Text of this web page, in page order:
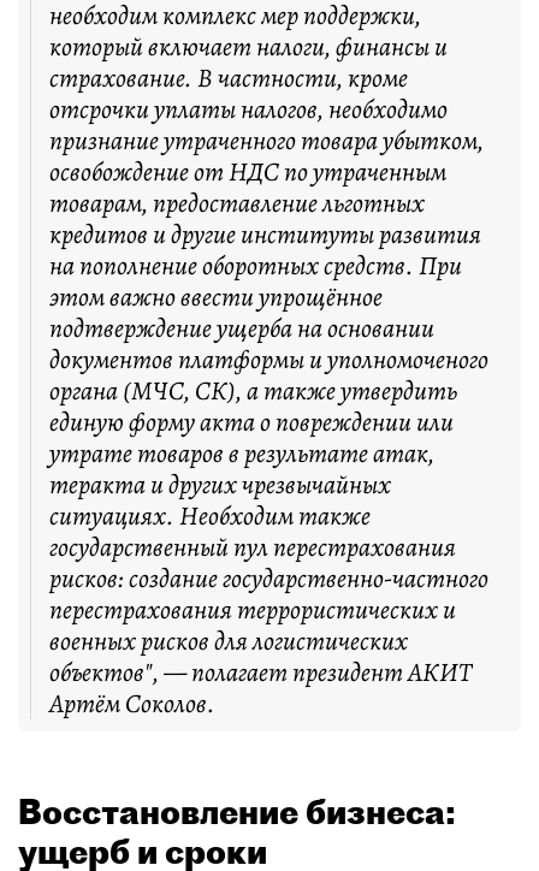
необходим комплекс мер поддержки,
который включает налоги, финансы и
страхование. В частности, кроме
отсрочки уплаты налогов, необходимо
признание утраченного товара убытком,
освобождение от НДС по утраченным
товарам, предоставление льготных
кредитов и другие институты развития
на пополнение оборотных средств. При
этом важно ввести упрощённое
подтверждение ущерба на основании
документов платформы и уполномоченого
органа (МЧС, СК), а также утвердить
единую форму акта о повреждении или
утрате товаров в результате атак,
теракта и других чрезвычайных
ситуациях. Необходим также
государственный пул перестрахования
рисков: создание государственно-частного
перестрахования террористических и
военных рисков для логистических
объектов", — полагает президент АКИТ
Артём Соколов.
Восстановление бизнеса:
ущерб и сроки